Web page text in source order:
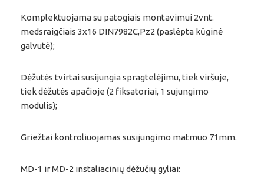
Komplektuojama su patogiais montavimui 2vnt.
medsraigčiais 3x16 DIN7982C,Pz2 (paslėpta kūginė
galvutė);
Dėžutės tvirtai susijungia spragtelėjimu, tiek viršuje,
tiek dėžutės apačioje (2 fiksatoriai, 1 sujungimo
modulis);
Griežtai kontroliuojamas susijungimo matmuo 71mm.
MD-1 ir MD-2 instaliacinių dėžučių gyliai: